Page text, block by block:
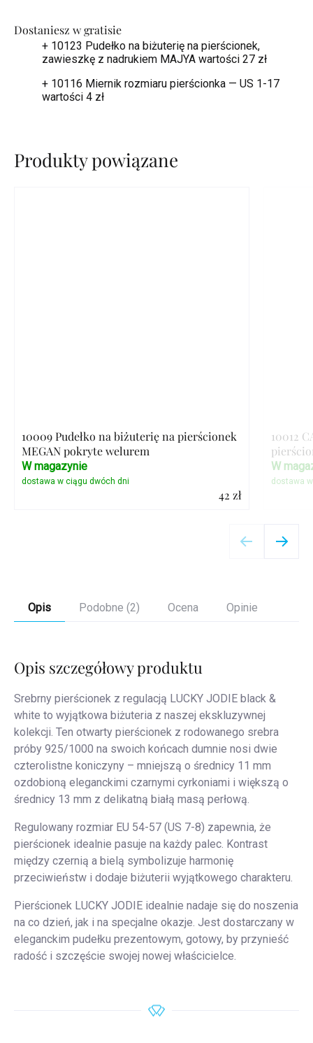
Dostaniesz w gratisie
+ 10123 Pudełko na biżuterię na pierścionek,
zawieszkę z nadrukiem MAJYA wartości 27 zł
+ 10116 Miernik rozmiaru pierścionka — US 1-17
wartości 4 zł
Produkty powiązane
10009 Pudełko na biżuterię na pierścionek
MEGAN pokryte welurem
42 zł
W magazynie
10012
W
Opis Podobne (2) Ocena Opinie
Opis szczegółowy produktu
Srebrny pierścionek z regulacją LUCKY JODIE black &
white to wyjątkowa biżuteria z naszej ekskluzywnej
kolekcji. Ten otwarty pierścionek z rodowanego srebra
próby 925/1000 na swoich końcach dumnie nosi dwie
czterolistne koniczyny – mniejszą o średnicy 11 mm
ozdobioną eleganckimi czarnymi cyrkoniami i większą o
średnicy 13 mm z delikatną białą masą perłową.
Regulowany rozmiar EU 54-57 (US 7-8) zapewnia, że
pierścionek idealnie pasuje na każdy palec. Kontrast
między czernią a bielą symbolizuje harmonię
przeciwieństw i dodaje biżuterii wyjątkowego charakteru.
Pierścionek LUCKY JODIE idealnie nadaje się do noszenia
na co dzień, jak i na specjalne okazje. Jest dostarczany w
eleganckim pudełku prezentowym, gotowy, by przynieść
radość i szczęście swojej nowej właścicielce.